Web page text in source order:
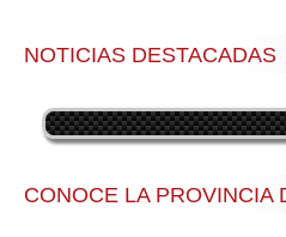
NOTICIAS DESTACADAS
CONOCE LA PROVINCIA